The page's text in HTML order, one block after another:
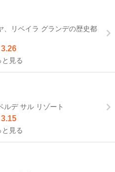
、リベイラ グランデの歴史都
3.26
見る
ルデ サル リゾート
3.15
見る